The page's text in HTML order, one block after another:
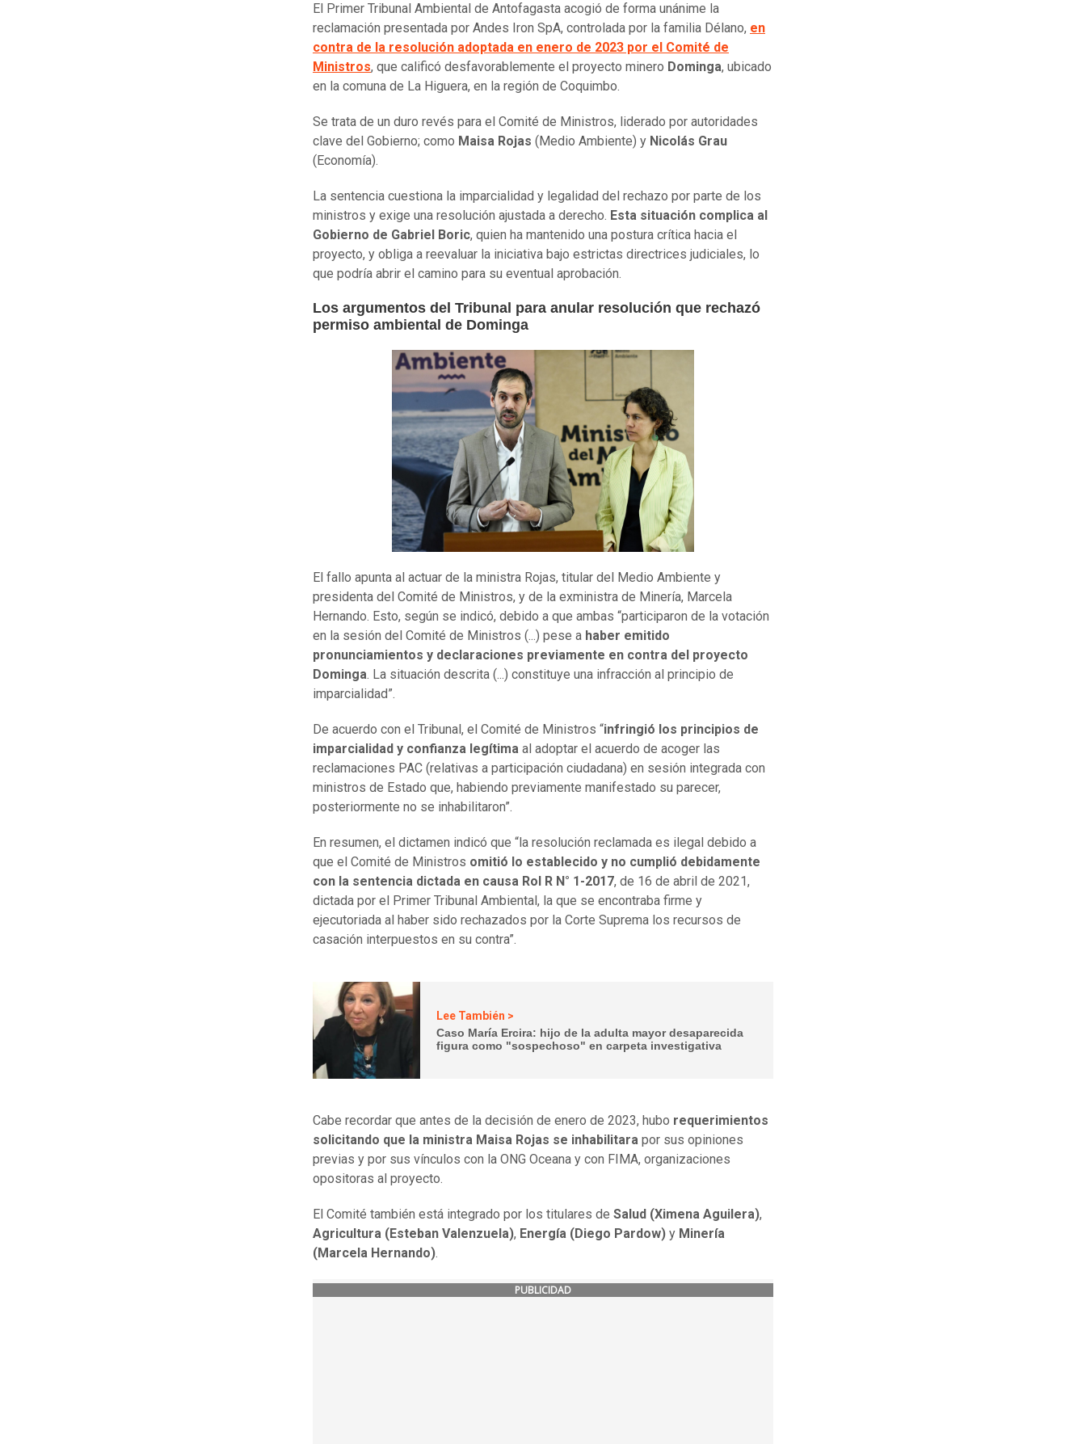
El Primer Tribunal Ambiental de Antofagasta acogió de forma unánime la
reclamación presentada por Andes Iron SpA, controlada por la familia Délano, en
contra de la resolución adoptada en enero de 2023 por el Comité de
Ministros, que calificó desfavorablemente el proyecto minero Dominga, ubicado
en la comuna de La Higuera, en la región de Coquimbo.
Se trata de un duro revés para el Comité de Ministros, liderado por autoridades
clave del Gobierno; como Maisa Rojas (Medio Ambiente) y Nicolás Grau
(Economía).
La sentencia cuestiona la imparcialidad y legalidad del rechazo por parte de los
ministros y exige una resolución ajustada a derecho. Esta situación complica al
Gobierno de Gabriel Boric, quien ha mantenido una postura crítica hacia el
proyecto, y obliga a reevaluar la iniciativa bajo estrictas directrices judiciales, lo
que podría abrir el camino para su eventual aprobación.
Los argumentos del Tribunal para anular resolución que rechazó
permiso ambiental de Dominga
El fallo apunta al actuar de la ministra Rojas, titular del Medio Ambiente y
presidenta del Comité de Ministros, y de la exministra de Minería, Marcela
Hernando. Esto, según se indicó, debido a que ambas “participaron de la votación
en la sesión del Comité de Ministros (...) pese a haber emitido
pronunciamientos y declaraciones previamente en contra del proyecto
Dominga. La situación descrita (...) constituye una infracción al principio de
imparcialidad”.
De acuerdo con el Tribunal, el Comité de Ministros “infringió los principios de
imparcialidad y confianza legítima al adoptar el acuerdo de acoger las
reclamaciones PAC (relativas a participación ciudadana) en sesión integrada con
ministros de Estado que, habiendo previamente manifestado su parecer,
posteriormente no se inhabilitaron”.
En resumen, el dictamen indicó que “la resolución reclamada es ilegal debido a
que el Comité de Ministros omitió lo establecido y no cumplió debidamente
con la sentencia dictada en causa Rol R N° 1-2017, de 16 de abril de 2021,
dictada por el Primer Tribunal Ambiental, la que se encontraba firme y
ejecutoriada al haber sido rechazados por la Corte Suprema los recursos de
casación interpuestos en su contra”.
Lee También >
Caso María Ercira: hijo de la adulta mayor desaparecida
figura como "sospechoso" en carpeta investigativa
Cabe recordar que antes de la decisión de enero de 2023, hubo requerimientos
solicitando que la ministra Maisa Rojas se inhabilitara por sus opiniones
previas y por sus vínculos con la ONG Oceana y con FIMA, organizaciones
opositoras al proyecto.
El Comité también está integrado por los titulares de Salud (Ximena Aguilera),
Agricultura (Esteban Valenzuela), Energía (Diego Pardow) y Minería
(Marcela Hernando).
PUBLICIDAD